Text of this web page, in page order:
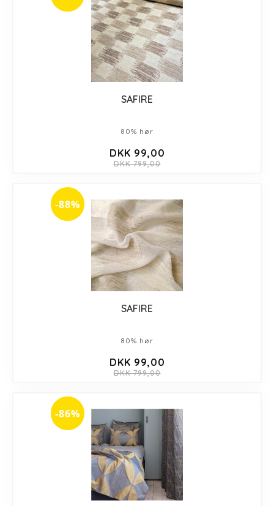
SAFIRE
80% hør
DKK 99,00
DKK 799,00
-88%
SAFIRE
80% hør
DKK 99,00
DKK 799,00
-86%